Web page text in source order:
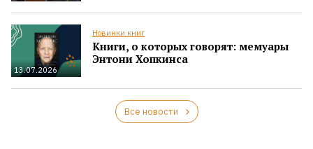
13.07.2026
Новинки книг
Книги, о которых говорят: мемуары
Энтони Хопкинса
Все новости